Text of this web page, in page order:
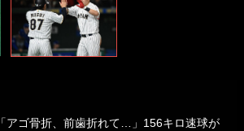
「アゴ骨折、前歯折れて…」156キロ速球が